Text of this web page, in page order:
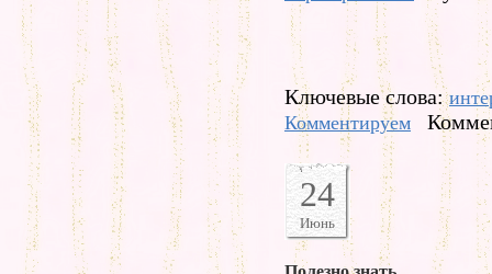
Ключевые слова:
Комментируем
24
Июнь